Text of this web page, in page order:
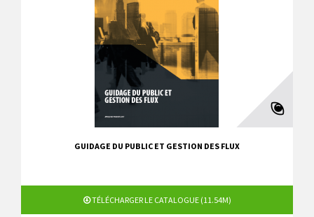
GUIDAGE DU PUBLIC ET GESTION DES FLUX
TÉLÉCHARGER LE CATALOGUE (11.54M)